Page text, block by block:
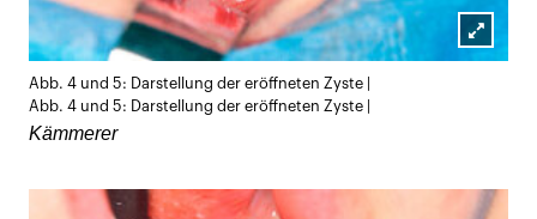
Abb. 4 und 5: Darstellung der eröffneten Zyste |
Abb. 4 und 5: Darstellung der eröffneten Zyste |
Kämmerer